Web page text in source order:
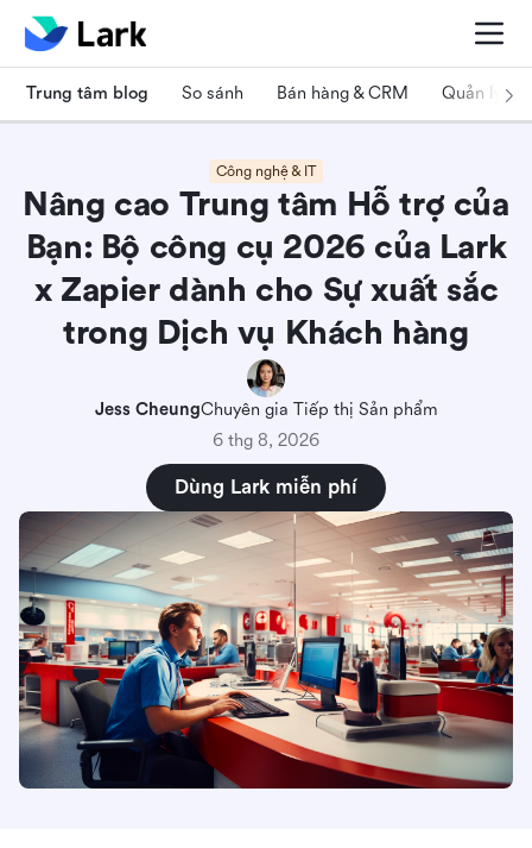
Trung tâm blog So sánh Bán hàng & CRM Quản lý dự
Công nghệ & IT
Nâng cao Trung tâm Hỗ trợ của
Bạn: Bộ công cụ 2026 của Lark
x Zapier dành cho Sự xuất sắc
trong Dịch vụ Khách hàng
Jess CheungChuyên gia Tiếp thị Sản phẩm
6 thg 8, 2026
Dùng Lark miễn phí